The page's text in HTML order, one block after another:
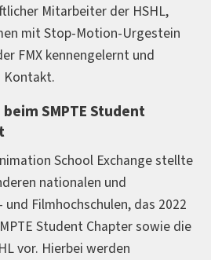
Mitarbeiter der HSHL,
mit Stop-Motion-Urgestein
FMX kennengelernt und
Kontakt.
SMPTE Student
School Exchange stellte
nationalen und
Filmhochschulen, das 2022
Student Chapter sowie die
vor. Hierbei werden